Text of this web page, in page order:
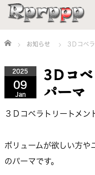
Home お知らせ 3Ｄコベ
2025
09
Jan
3Ｄコ
パーマ
３Ｄコベラトリートメン
ボリュームが欲しい方や
のパーマです。